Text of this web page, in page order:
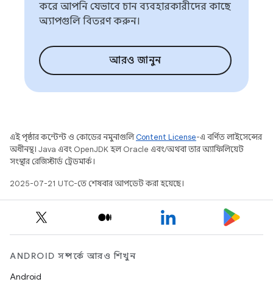
করে আপনি যেভাবে চান ব্যবহারকারীদের কাছে
অ্যাপগুলি বিতরণ করুন।
আরও জানুন
এই পৃষ্ঠার কন্টেন্ট ও কোডের নমুনাগুলিContent License-এ বর্ণিত লাইসেন্সের
অধীনস্থ। Java এবং OpenJDK হল Oracle এবং/অথবা তার অ্যাফিলিয়েট
সংস্থার রেজিস্টার্ড ট্রেডমার্ক।
2025-07-21 UTC-তে শেষবার আপডেট করা হয়েছে।
ANDROID সম্পর্কে আরও শিখুন
Android